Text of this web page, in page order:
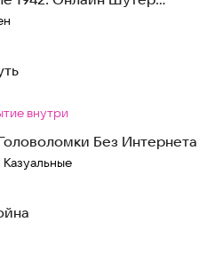
внутри
Без Интернета
Казуальные